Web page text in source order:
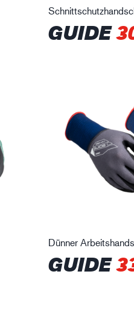
GUIDE
Dünner
GUIDE